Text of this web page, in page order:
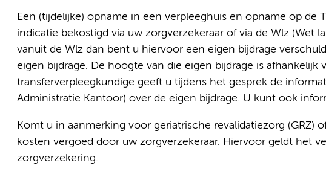
Een (tijdelijke) opname in een verpleeghuis en opname op de
indicatie bekostigd via uw zorgverzekeraar of via de Wlz (Wet
vanuit de Wlz dan bent u hiervoor een eigen bijdrage
eigen bijdrage. De hoogte van die eigen bijdrage is
transferverpleegkundige geeft u tijdens het gesprek de
Administratie Kantoor) over de eigen bijdrage. U kunt ook
Komt u in aanmerking voor geriatrische revalidatiezorg (GRZ)
kosten vergoed door uw zorgverzekeraar. Hiervoor geldt het
zorgverzekering.